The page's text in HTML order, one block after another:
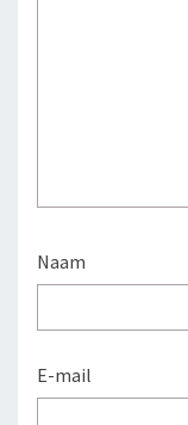
Naam
E-mail